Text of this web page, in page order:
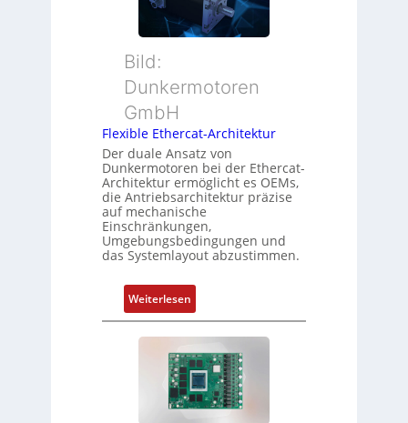
s
e
w
a
c
h
u
n
g
i
s
s
u
n
g
u
n
Z
u
s
t
a
n
d
u
e
t
y
p
s
o
r
g
t
f
ü
r
m
e
h
r
Bild:
Dunkermotoren
GmbH
Flexible Ethercat-Architektur
Der duale Ansatz von
Dunkermotoren bei der Ethercat-
Architektur ermöglicht es OEMs,
die Antriebsarchitektur präzise
auf mechanische
Einschränkungen,
Umgebungsbedingungen und
das Systemlayout abzustimmen.
Weiterlesen:
F
l
e
x
i
b